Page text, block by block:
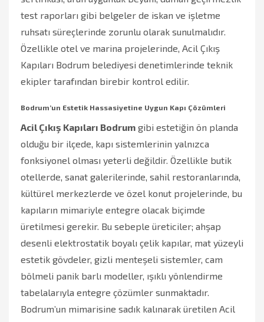
test raporları gibi belgeler de iskan ve işletme
ruhsatı süreçlerinde zorunlu olarak sunulmalıdır.
Özellikle otel ve marina projelerinde, Acil Çıkış
Kapıları Bodrum belediyesi denetimlerinde teknik
ekipler tarafından birebir kontrol edilir.
Bodrum’un Estetik Hassasiyetine Uygun Kapı Çözümleri
Acil Çıkış Kapıları Bodrum gibi estetiğin ön planda
olduğu bir ilçede, kapı sistemlerinin yalnızca
fonksiyonel olması yeterli değildir. Özellikle butik
otellerde, sanat galerilerinde, sahil restoranlarında,
kültürel merkezlerde ve özel konut projelerinde, bu
kapıların mimariyle entegre olacak biçimde
üretilmesi gerekir. Bu sebeple üreticiler; ahşap
desenli elektrostatik boyalı çelik kapılar, mat yüzeyli
estetik gövdeler, gizli menteşeli sistemler, cam
bölmeli panik barlı modeller, ışıklı yönlendirme
tabelalarıyla entegre çözümler sunmaktadır.
Bodrum’un mimarisine sadık kalınarak üretilen Acil